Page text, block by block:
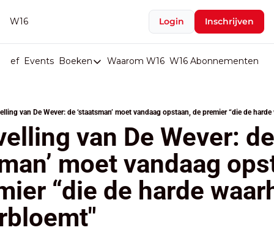
W16 Login Inschrijven
Events Boeken
Boeken
Boeken
Stop de Persen
Het Merk België
De Doodgravers van België
Bpost Hold-up
Waarom W16 W16 Abonnementen
van De Wever: de ‘staatsman’ moet vandaag opstaan, de premier “die de
van De Wever: de
moet vandaag
“die de harde